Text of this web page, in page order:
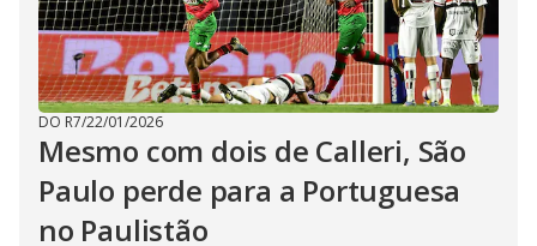
DO R7/22/01/2026
Mesmo com dois de Calleri, São
Paulo perde para a Portuguesa
no Paulistão